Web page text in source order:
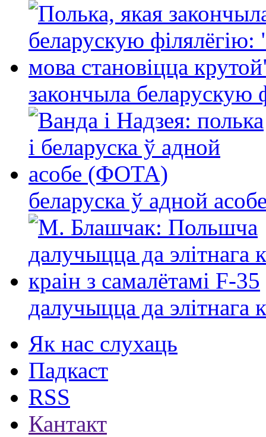
закончыла беларускую
беларуска ў адной
далучыцца да элітнага
Як нас слухаць
Падкаст
RSS
Кантакт